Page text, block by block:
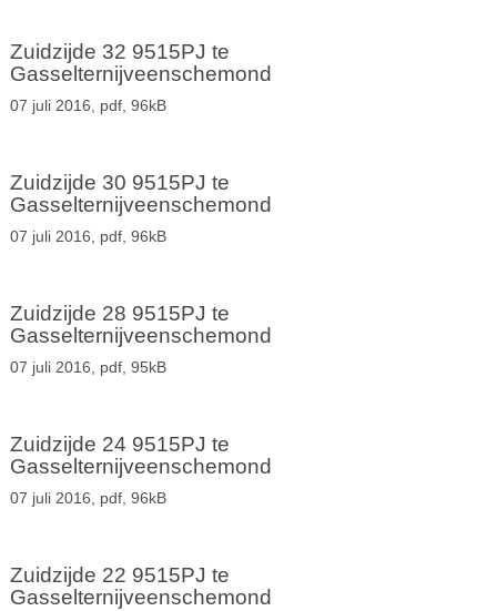
Zuidzijde 32 9515PJ te
Gasselternijveenschemond
07 juli 2016, pdf, 96kB
Zuidzijde 30 9515PJ te
Gasselternijveenschemond
07 juli 2016, pdf, 96kB
Zuidzijde 28 9515PJ te
Gasselternijveenschemond
07 juli 2016, pdf, 95kB
Zuidzijde 24 9515PJ te
Gasselternijveenschemond
07 juli 2016, pdf, 96kB
Zuidzijde 22 9515PJ te
Gasselternijveenschemond